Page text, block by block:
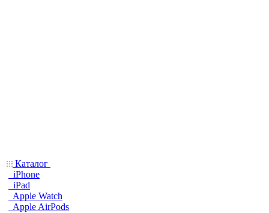
Каталог
iPhone
iPad
Apple Watch
Apple AirPods